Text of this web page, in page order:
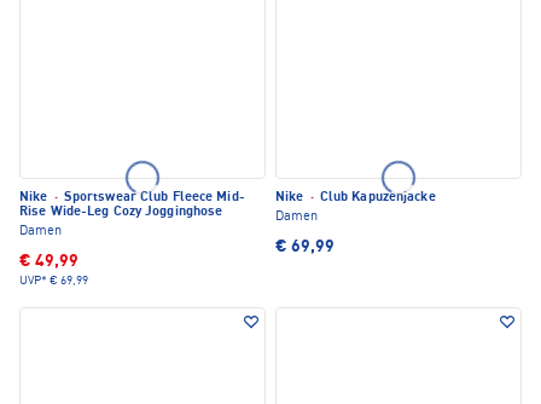
Nike · Sportswear Club Fleece Mid-
Rise Wide-Leg Cozy Jogginghose
Damen
€ 49,99
UVP* € 69,99
Nike · Club Kapuzenjacke
Damen
€ 69,99